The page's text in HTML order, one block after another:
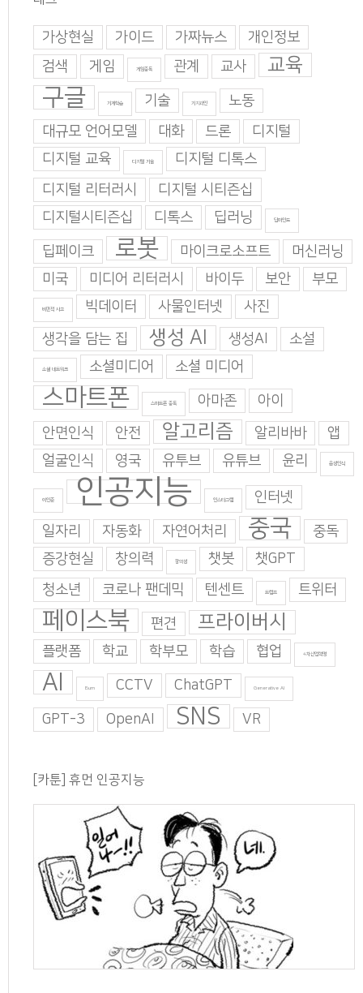
가상현실 가이드 가짜뉴스
개인정보
검색
게임 게임중독 관계 교사 교육
구글 기계학습 기술 기지과인
노동
대규모 언어모델
대화 드론
디지털
디지털 교육
디지털 기술
디지털 디톡스
디지털 리터러시
디지털 시티즌십
디지털시티즌십
디톡스 딥러닝 딥마인드
딥페이크 로봇 마이크로소프트
머신러닝
미국
미디어 리터러시 바이두 보안 부모
비판적 사고 빅데이터 사물인터넷
사진
생각을 담는 집
생성 AI 생성AI 소설
소셜 네트워크 소셜미디어 소셜 미디어
스마트폰 스마트폰 중독 아마존
아이
안면인식
안전 알고리즘 알리바바
앱
얼굴인식
영국 유투브 유튜브 윤리 음성인식
이인준 인공지능 인스타그램 인터넷
일자리 자동화 자연어처리 중국
중독
증강현실
창의력 창의성 챗봇
챗GPT
청소년
코로나 팬데믹 텐센트 트럼프 트위터
페이스북 편견 프라이버시
플랫폼 학교 학부모 학습 협업 4차산업혁명
AI Burn CCTV ChatGPT Generative AI
GPT-3 OpenAI SNS VR
[카툰] 휴먼 인공지능